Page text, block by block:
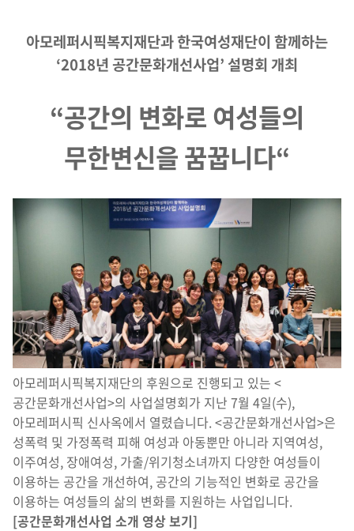
아모레퍼시픽복지재단과 한국여성재단이 함께하는
‘2018년 공간문화개선사업’ 설명회 개최
“공간의 변화로 여성들의
무한변신을 꿈꿉니다“
아모레퍼시픽복지재단의 후원으로 진행되고 있는 <
공간문화개선사업>의 사업설명회가 지난 7월 4일(수),
아모레퍼시픽 신사옥에서 열렸습니다. <공간문화개선사업>은
성폭력 및 가정폭력 피해 여성과 아동뿐만 아니라 지역여성,
이주여성, 장애여성, 가출/위기청소녀까지 다양한 여성들이
이용하는 공간을 개선하여, 공간의 기능적인 변화로 공간을
이용하는 여성들의 삶의 변화를 지원하는 사업입니다.
[공간문화개선사업 소개 영상 보기]